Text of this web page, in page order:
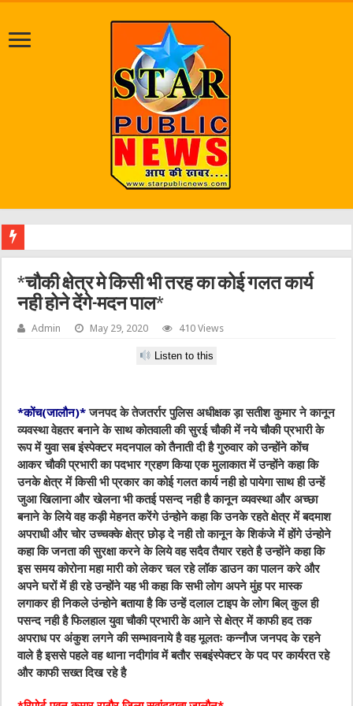
*चौकी क्षेत्र मे किसी भी तरह का कोई गलत कार्य
नही होने देंगे-मदन पाल*
Admin May 29, 2020 410 Views
Listen to this
*कोंच(जालौन)*जनपद के तेजतर्रार पुलिस अधीक्षक ड़ा सतीश कुमार ने कानून
व्यवस्था वेहतर बनाने के साथ कोतवाली की सुरई चौकी में नये चौकी प्रभारी के
रूप में युवा सब इंस्पेक्टर मदनपाल को तैनाती दी है गुरुवार को उन्होंने कोंच
आकर चौकी प्रभारी का पदभार ग्रहण किया एक मुलाकात में उन्होंने कहा कि
उनके क्षेत्र में किसी भी प्रकार का कोई गलत कार्य नही हो पायेगा साथ ही उन्हें
जुआ खिलाना और खेलना भी कतई पसन्द नही है कानून व्यवस्था और अच्छा
बनाने के लिये वह कड़ी मेहनत करेंगे उंन्होने कहा कि उनके रहते क्षेत्र में बदमाश
अपराधी और चोर उच्चक्के क्षेत्र छोड़ दे नही तो कानून के शिकंजे में होंगे उंन्होने
कहा कि जनता की सुरक्षा करने के लिये वह सदैव तैयार रहते है उन्होंने कहा कि
इस समय कोरोना महा मारी को लेकर चल रहे लॉक डाउन का पालन करे और
अपने घरों में ही रहे उन्होंने यह भी कहा कि सभी लोग अपने मुंह पर मास्क
लगाकर ही निकले उंन्होने बताया है कि उन्हें दलाल टाइप के लोग बिल् कुल ही
पसन्द नही है फिलहाल युवा चौकी प्रभारी के आने से क्षेत्र में काफी हद तक
अपराध पर अंकुश लगने की सम्भावनाये है वह मूलतः कन्नौज जनपद के रहने
वाले है इससे पहले वह थाना नदीगांव में बतौर सबइंस्पेक्टर के पद पर कार्यरत रहे
और काफी सख्त दिख रहे है